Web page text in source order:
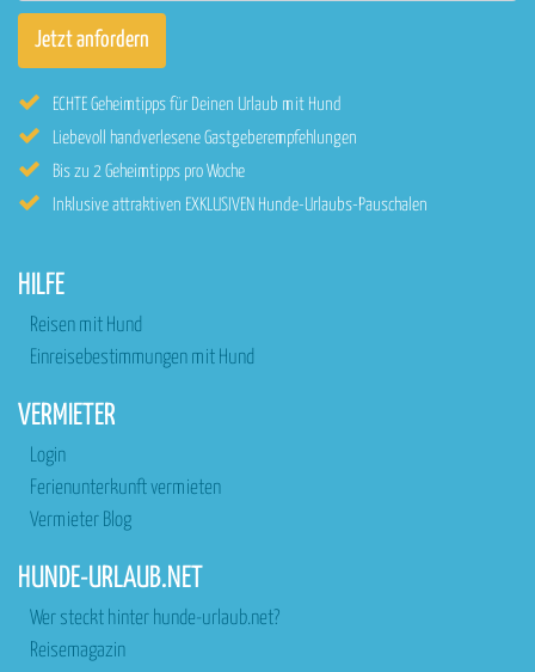
ECHTE Geheimtipps für Deinen Urlaub mit Hund
Liebevoll handverlesene Gastgeberempfehlungen
Bis zu 2 Geheimtipps pro Woche
Inklusive attraktiven EXKLUSIVEN Hunde-Urlaubs-Pauschalen
HILFE
Reisen mit Hund
Einreisebestimmungen mit Hund
VERMIETER
Login
Ferienunterkunft vermieten
Vermieter Blog
HUNDE-URLAUB.NET
Wer steckt hinter hunde-urlaub.net?
Reisemagazin